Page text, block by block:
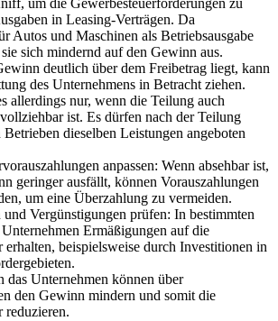
um die Gewerbesteuerforderungen zu
in Leasing-Verträgen. Da
Autos und Maschinen als Betriebsausgabe
sich mindernd auf den Gewinn aus.
deutlich über dem Freibetrag liegt, kann
des Unternehmens in Betracht ziehen.
allerdings nur, wenn die Teilung auch
ist. Es dürfen nach der Teilung
dieselben Leistungen angeboten
anpassen: Wenn absehbar ist,
geringer ausfällt, können Vorauszahlungen
um eine Überzahlung zu vermeiden.
Vergünstigungen prüfen: In bestimmten
Ermäßigungen auf die
erhalten, beispielsweise durch Investitionen in
das Unternehmen können über
den Gewinn mindern und somit die
reduzieren.